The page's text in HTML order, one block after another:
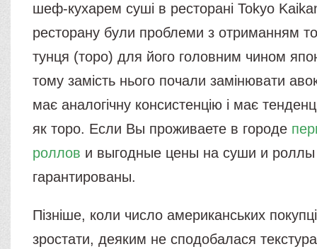
шеф-кухарем суші в ресторані Tokyo
ресторану були проблеми з отриманням
тунця (торо) для його головним чином
тому замість нього почали замінювати
має аналогічну консистенцію і має
як торо. Если Вы проживаете в городе
роллов и выгодные цены на суши и
гарантированы.
Пізніше, коли число американських
зростати, деяким не сподобалася